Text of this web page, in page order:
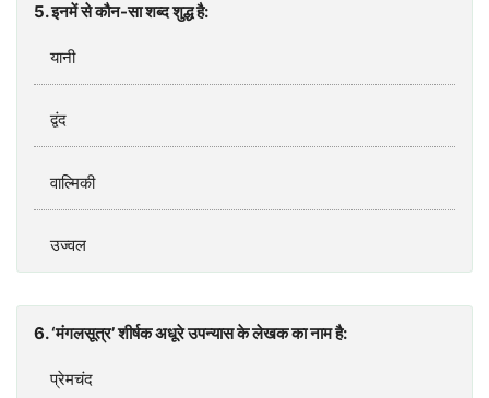
5. इनमें से कौन-सा शब्‍द शुद्ध है:
यानी
द्वंद
वाल्मिकी
उज्‍वल
6. ‘मंगलसूत्र’ शीर्षक अधूरे उपन्‍यास के लेखक का नाम है:
प्रेमचंद